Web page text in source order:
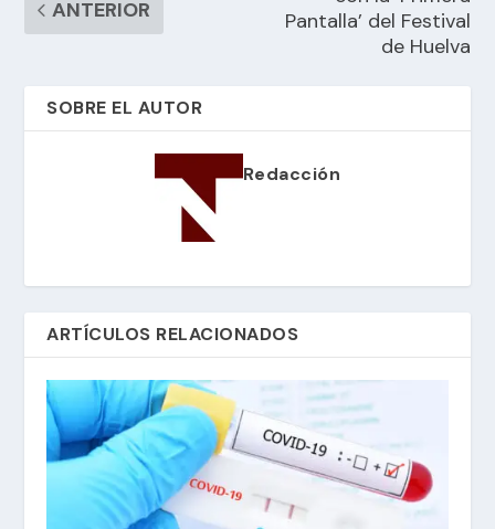
ANTERIOR
Pantalla’ del Festival
de Huelva
SOBRE EL AUTOR
Redacción
ARTÍCULOS RELACIONADOS